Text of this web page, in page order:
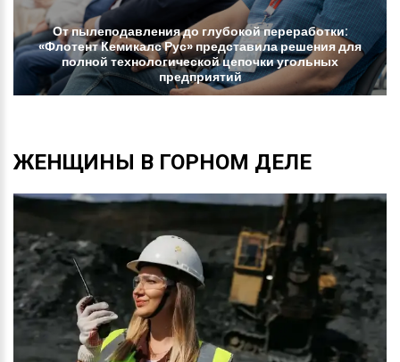
Отпылеподавлениядо глубокойпереработки:
«ФлотентКемикалсРус»представиларешениядля
полной технологическойцепочкиугольных
предприятий
ЖЕНЩИНЫ В ГОРНОМ ДЕЛЕ